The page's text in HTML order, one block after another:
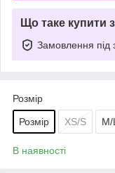
Що таке купити
Замовлення під
Розмір
Розмір XS/S M/L
В наявності